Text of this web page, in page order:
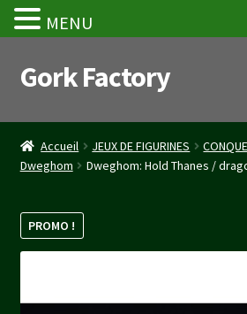
Aller
à
navigation
Aller
au
Gork Factory
Accueil
CGV
Mon compte
Stripe Payment Success Page
Accueil JEUX DE FIGURINES
Dweghom
Dweghom: Hold Thanes /
PROMO !
MENU